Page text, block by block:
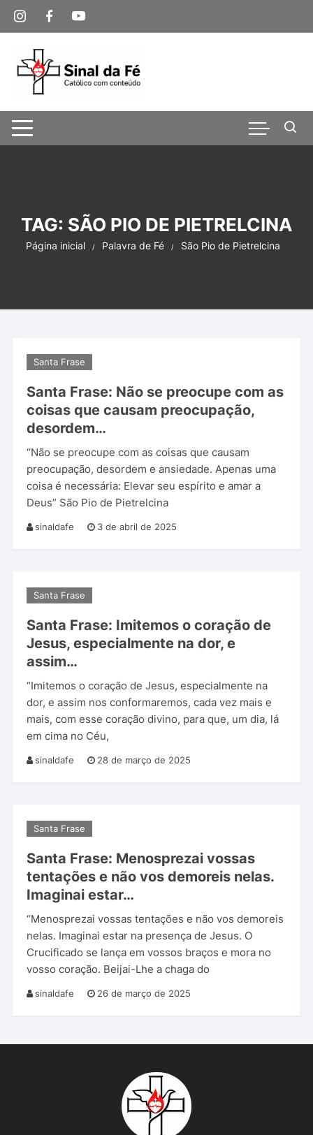
Pular
para
conteúdo
TAG: SÃO PIO DE PIETRELCINA
Página inicial Palavra de Fé São Pio de Pietrelcina
Santa Frase
Santa Frase: Não se preocupe com as
coisas que causam preocupação,
desordem…
“Não se preocupe com as coisas que causam
preocupação, desordem e ansiedade. Apenas uma
coisa é necessária: Elevar seu espírito e amar a
Deus” São Pio de Pietrelcina
sinaldafe 3 de abril de 2025
Santa Frase
Santa Frase: Imitemos o coração de
Jesus, especialmente na dor, e
assim…
“Imitemos o coração de Jesus, especialmente na
dor, e assim nos conformaremos, cada vez mais e
mais, com esse coração divino, para que, um dia, lá
em cima no Céu,
sinaldafe 28 de março de 2025
Santa Frase
Santa Frase: Menosprezai vossas
tentações e não vos demoreis nelas.
Imaginai estar…
“Menosprezai vossas tentações e não vos demoreis
nelas. Imaginai estar na presença de Jesus. O
Crucificado se lança em vossos braços e mora no
vosso coração. Beijai-Lhe a chaga do
sinaldafe 26 de março de 2025